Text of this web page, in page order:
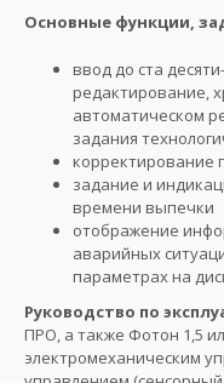
Основные функции,
ввод до ста
редактирование,
автоматическом
задания
корректирование
задание и
времени выпечки
отображение
аварийных
параметрах на
Руководство по
ПРО, а также Фотон 1,5
электромеханическим